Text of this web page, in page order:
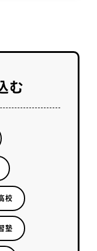
む
校
塾